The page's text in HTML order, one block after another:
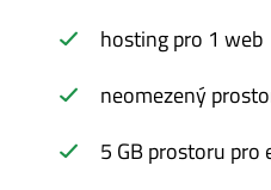
hosting pro 1 web
neomezený
5 GB prostoru pro